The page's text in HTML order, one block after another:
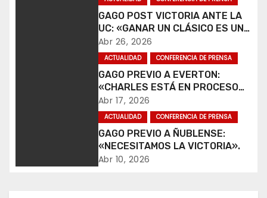
d
GAGO POST VICTORIA ANTE LA
UC: «GANAR UN CLÁSICO ES UNA
ALEGRÍA».
Abr 26, 2026
ACTUALIDAD CONFERENCIA DE PRENSA
GAGO PREVIO A EVERTON:
«CHARLES ESTÁ EN PROCESO
DE RECUPERACIÓN».
Abr 17, 2026
ACTUALIDAD CONFERENCIA DE PRENSA
GAGO PREVIO A ÑUBLENSE:
«NECESITAMOS LA VICTORIA».
Abr 10, 2026